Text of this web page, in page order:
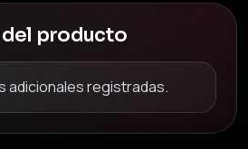
del producto
adicionales registradas.